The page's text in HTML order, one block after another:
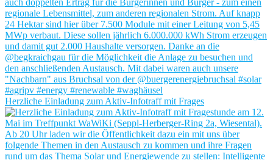
Herzliche Einladung zum Aktiv-Infotraff mit Frages